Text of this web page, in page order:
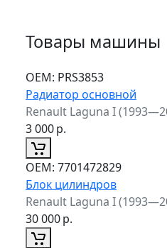
Товары машины
ОЕМ: PRS3853
Радиатор основной
Renault Laguna I
3 000р.
ОЕМ: 7701472829
Блок цилиндров
Renault Laguna I
30 000р.